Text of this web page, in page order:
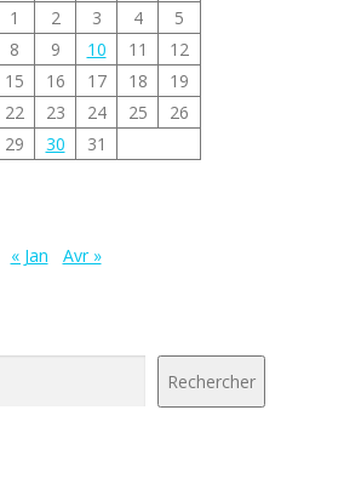
1
2 3 4
5
8 9 10 11
12
15 16 17 18
19
22 23 24 25
26
29 30 31
« Jan Avr »
Rechercher